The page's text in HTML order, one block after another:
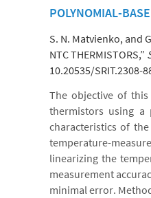
POLYNOMIAL-
S. N. Matvienko, and
NTC THERMISTORS,”
10.20535/SRIT.2308-
The objective of
thermistors using a
characteristics of
temperature-
linearizing the
measurement
minimal error.